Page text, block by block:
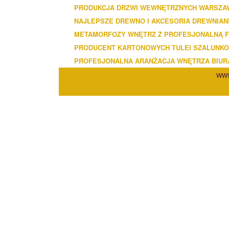
PRODUKCJA DRZWI WEWNĘTRZNYCH
NAJLEPSZE DREWNO I AKCESORIA
METAMORFOZY WNĘTRZ Z PROFESJONALNĄ
PRODUCENT KARTONOWYCH TULEI
PROFESJONALNA ARANŻACJA WNĘTRZA